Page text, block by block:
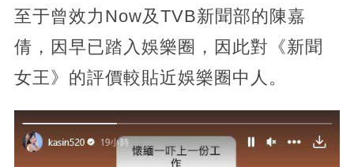
至于曾效力Now及TVB新聞部的陳嘉
倩，因早已踏入娛樂圈，因此對《新聞
女王》的評價較貼近娛樂圈中人。